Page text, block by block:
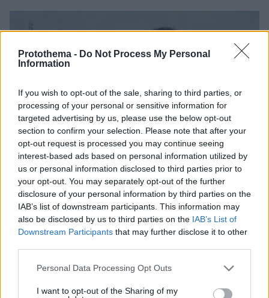
Protothema - Do Not Process My Personal
Information
If you wish to opt-out of the sale, sharing to third parties, or
processing of your personal or sensitive information for
targeted advertising by us, please use the below opt-out
section to confirm your selection. Please note that after your
opt-out request is processed you may continue seeing
interest-based ads based on personal information utilized by
us or personal information disclosed to third parties prior to
your opt-out. You may separately opt-out of the further
disclosure of your personal information by third parties on the
IAB’s list of downstream participants. This information may
also be disclosed by us to third parties on the IAB’s List of
Downstream Participants that may further disclose it to other
Please note that this website/app uses one or more Google
not limited to your visit or usage behaviour. You may click to
Personal Data Processing Opt Outs
I want to opt-out of the Sharing of my
Η αποκαλυπτική κατάθεση της συζύγου του
06.08.2026, 12:32